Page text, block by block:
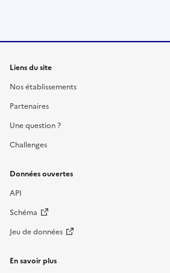
Liens du site
Nos établissements
Partenaires
Une question ?
Challenges
Données ouvertes
API
Schéma
Jeu de données
En savoir plus